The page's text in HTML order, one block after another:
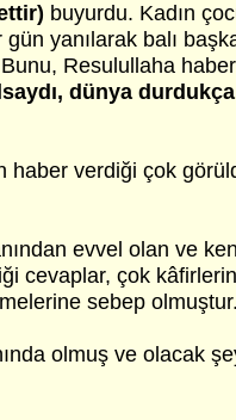
buyurdu. Kadın
yanılarak balı
Resulullaha
dünya
haber verdiği çok
evvel olan ve
cevaplar, çok
sebep
olmuş ve olacak